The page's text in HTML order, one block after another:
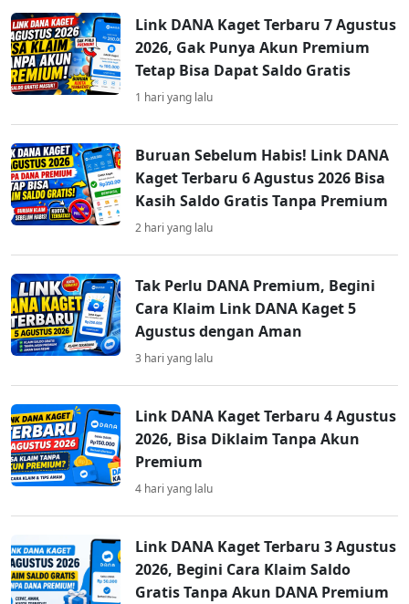
Link DANA Kaget Terbaru 7 Agustus
2026, Gak Punya Akun Premium
Tetap Bisa Dapat Saldo Gratis
1 hari yang lalu
Buruan Sebelum Habis! Link DANA
Kaget Terbaru 6 Agustus 2026 Bisa
Kasih Saldo Gratis Tanpa Premium
2 hari yang lalu
Tak Perlu DANA Premium, Begini
Cara Klaim Link DANA Kaget 5
Agustus dengan Aman
3 hari yang lalu
Link DANA Kaget Terbaru 4 Agustus
2026, Bisa Diklaim Tanpa Akun
Premium
4 hari yang lalu
Link DANA Kaget Terbaru 3 Agustus
2026, Begini Cara Klaim Saldo
Gratis Tanpa Akun DANA Premium